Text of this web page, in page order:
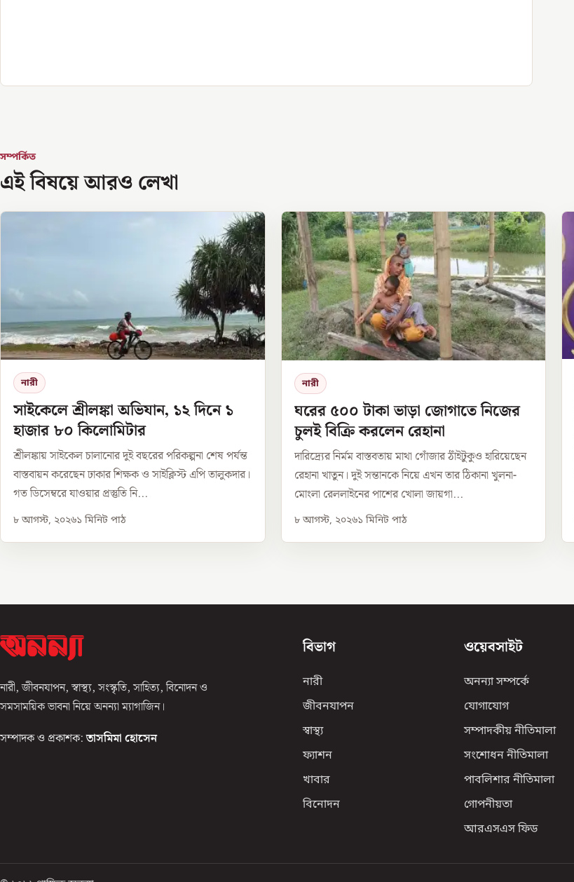
সম্পর্কিত
এই বিষয়ে আরও লেখা
নারী
সাইকেলে শ্রীলঙ্কা অভিযান, ১২ দিনে ১
হাজার ৮০ কিলোমিটার
শ্রীলঙ্কায় সাইকেল চালানোর দুই বছরের পরিকল্পনা শেষ পর্যন্ত
বাস্তবায়ন করেছেন ঢাকার শিক্ষক ও সাইক্লিস্ট এপি তালুকদার।
গত ডিসেম্বরে যাওয়ার প্রস্তুতি নি...
৮ আগস্ট, ২০২৬১ মিনিট পাঠ
নারী
ঘরের ৫০০ টাকা ভাড়া জোগাতে নিজের
চুলই বিক্রি করলেন রেহানা
দারিদ্র্যের নির্মম বাস্তবতায় মাথা গোঁজার ঠাঁইটুকুও হারিয়েছেন
রেহানা খাতুন। দুই সন্তানকে নিয়ে এখন তার ঠিকানা খুলনা-
মোংলা রেললাইনের পাশের খোলা জায়গা...
৮ আগস্ট, ২০২৬১ মিনিট পাঠ
নারী, জীবনযাপন, স্বাস্থ্য, সংস্কৃতি, সাহিত্য, বিনোদন ও
সমসাময়িক ভাবনা নিয়ে অনন্যা ম্যাগাজিন।
সম্পাদক ও প্রকাশক: তাসমিমা হোসেন
বিভাগ
নারী
জীবনযাপন
স্বাস্থ্য
ফ্যাশন
খাবার
বিনোদন
ওয়েবসাইট
অনন্যা সম্পর্কে
যোগাযোগ
সম্পাদকীয় নীতিমালা
সংশোধন নীতিমালা
পাবলিশার নীতিমালা
গোপনীয়তা
আরএসএস ফিড